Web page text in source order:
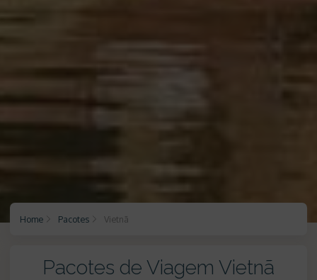
Home Pacotes Vietnã
Pacotes de Viagem Vietnã